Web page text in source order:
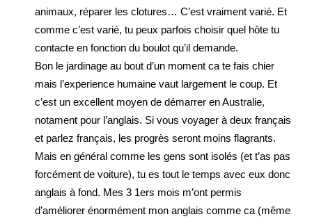
animaux, réparer les clotures… C’est vraiment varié. Et
comme c’est varié, tu peux parfois choisir quel hôte tu
contacte en fonction du boulot qu’il demande.
Bon le jardinage au bout d’un moment ca te fais chier
mais l’experience humaine vaut largement le coup. Et
c’est un excellent moyen de démarrer en Australie,
notament pour l’anglais. Si vous voyager à deux français
et parlez français, les progrès seront moins flagrants.
Mais en général comme les gens sont isolés (et t’as pas
forcément de voiture), tu es tout le temps avec eux donc
anglais à fond. Mes 3 1ers mois m’ont permis
d’améliorer énormément mon anglais comme ca (même